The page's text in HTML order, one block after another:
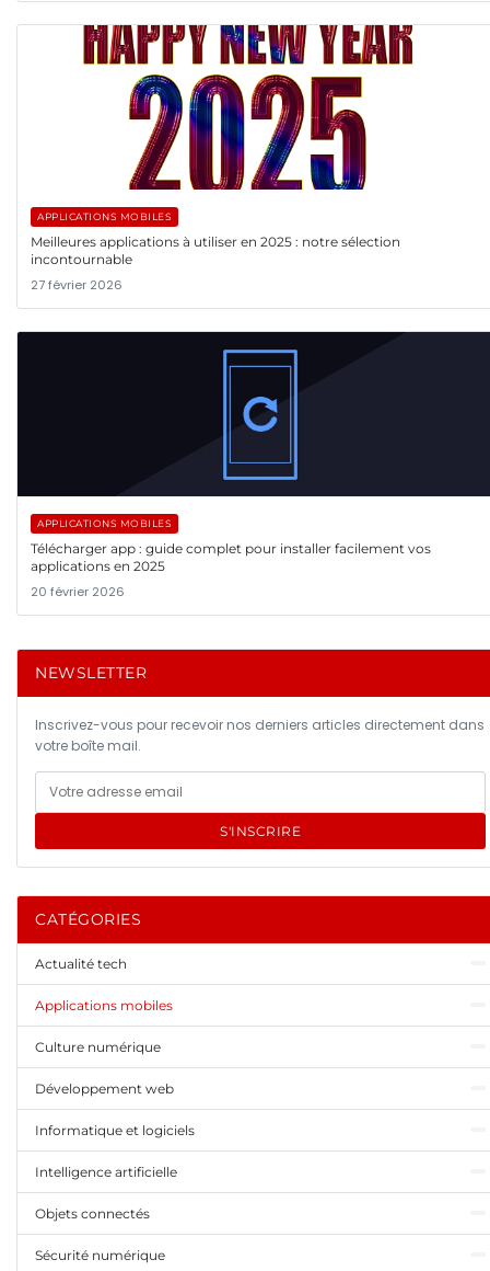
APPLICATIONS MOBILES
Meilleures applications à utiliser en 2025 : notre sélection
incontournable
27 février 2026
APPLICATIONS MOBILES
Télécharger app : guide complet pour installer facilement vos
applications en 2025
20 février 2026
NEWSLETTER
Inscrivez-vous pour recevoir nos derniers articles directement dans
votre boîte mail.
S'INSCRIRE
CATÉGORIES
Actualité tech
Applications mobiles
Culture numérique
Développement web
Informatique et logiciels
Intelligence artificielle
Objets connectés
Sécurité numérique